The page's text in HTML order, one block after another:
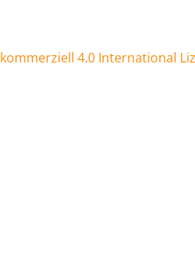
4.0 International